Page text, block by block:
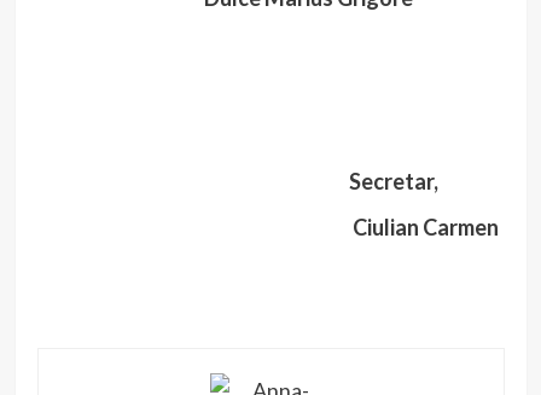
Secretar,
Ciulian Carmen